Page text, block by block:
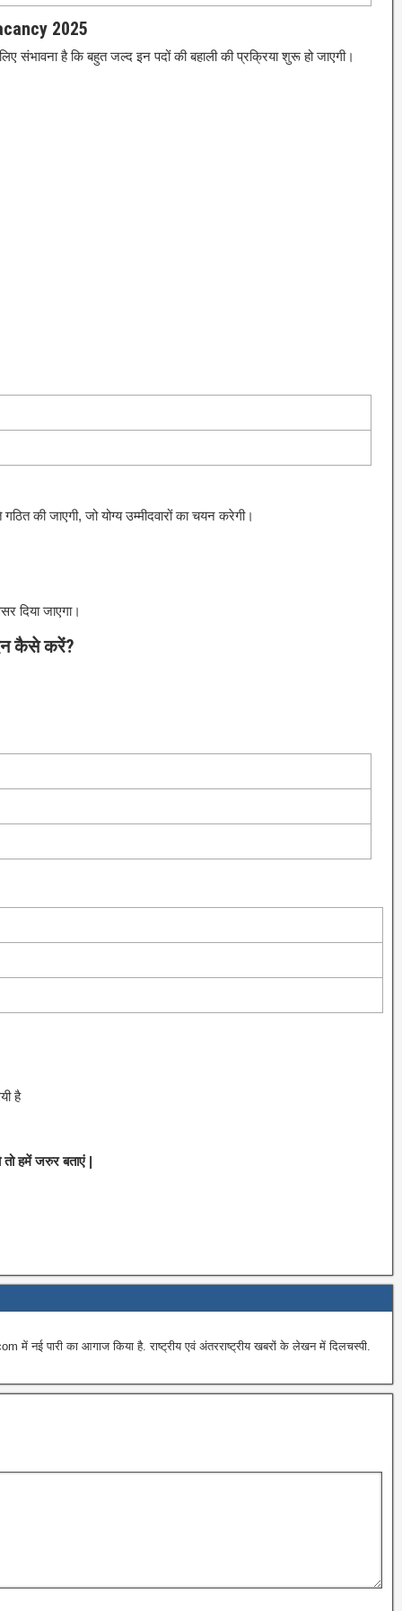
2025
संभावना है कि बहुत जल्द इन पदों की बहाली की प्रक्रिया शुरू हो जाएगी।
की जाएगी, जो योग्य उम्मीदवारों का चयन करेगी।
दिया जाएगा।
कैसे करें?
है
हमें जरुर बताएं |
पारी का आगाज किया है. राष्ट्रीय एवं अंतरराष्ट्रीय खबरों के लेखन में दिलचस्पी.